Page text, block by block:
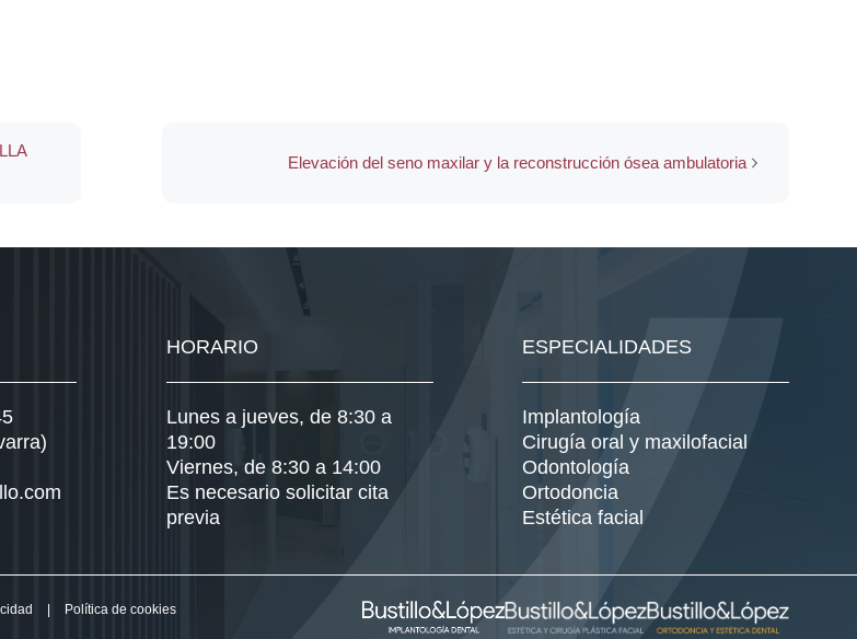
Elevación del seno maxilar y la reconstrucción ósea ambulatoria
HORARIO
Lunes a jueves, de 8:30 a
19:00
Viernes, de 8:30 a 14:00
Es necesario solicitar cita
previa
ESPECIALIDADES
Implantología
Cirugía oral y maxilofacial
Odontología
Ortodoncia
Estética facial
| Política de cookies